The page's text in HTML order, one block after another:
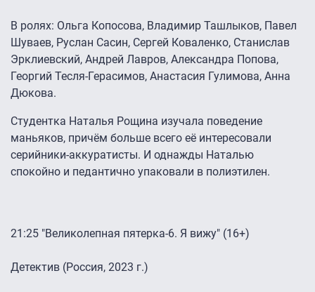
В ролях: Ольга Копосова, Владимир Ташлыков, Павел
Шуваев, Руслан Сасин, Сергей Коваленко, Станислав
Эрклиевский, Андрей Лавров, Александра Попова,
Георгий Тесля-Герасимов, Анастасия Гулимова, Анна
Дюкова.
Студентка Наталья Рощина изучала поведение
маньяков, причём больше всего её интересовали
серийники-аккуратисты. И однажды Наталью
спокойно и педантично упаковали в полиэтилен.
21:25 "Великолепная пятерка-6. Я вижу" (16+)
Детектив (Россия, 2023 г.)